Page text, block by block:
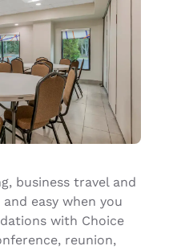
business travel and
easy when you
with Choice
reunion,